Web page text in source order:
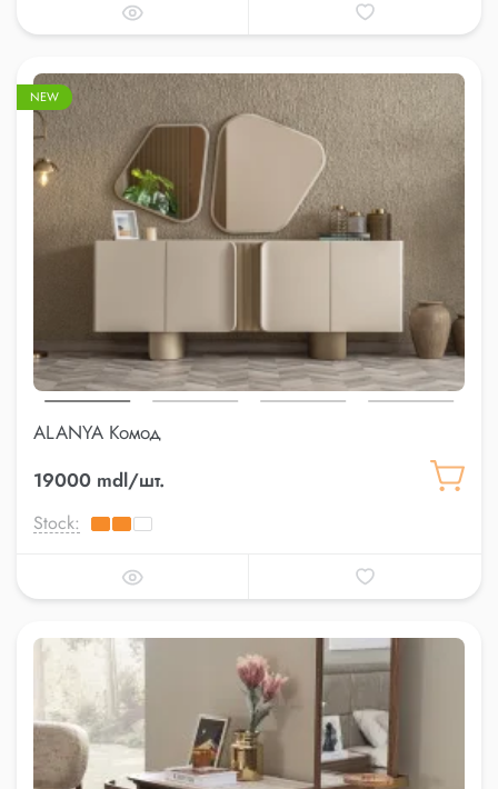
NEW
ALANYA Комод
19000 mdl/шт.
Stock: